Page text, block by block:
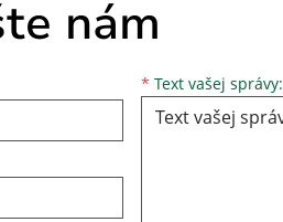
nám
* Text vašej správy: